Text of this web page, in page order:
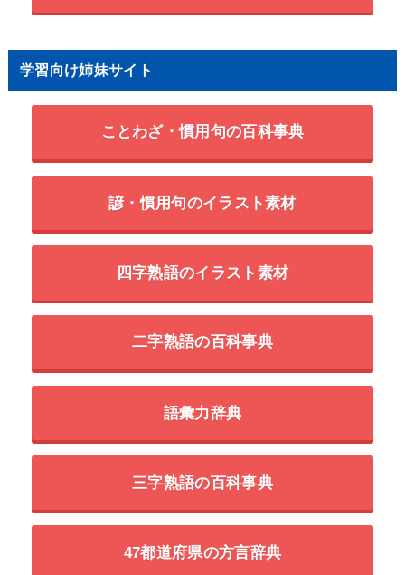
学習向け姉妹サイト
ことわざ・慣用句の百科事典
諺・慣用句のイラスト素材
四字熟語のイラスト素材
二字熟語の百科事典
語彙力辞典
三字熟語の百科事典
47都道府県の方言辞典